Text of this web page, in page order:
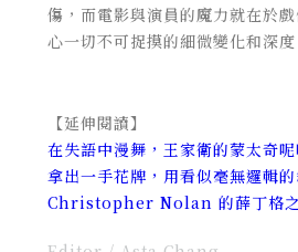
傷，而電影與演員的魔力就在於
心一切不可捉摸的細微變化和深度
【延伸閱讀】
在失語中漫舞，王家衛的蒙太奇呢
拿出一手花牌，用看似毫無邏輯
Christopher Nolan 的薛丁格